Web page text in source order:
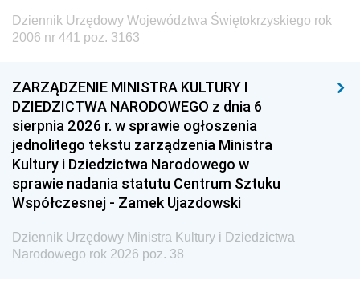
Dziennik Urzędowy Województwa Świętokrzyskiego rok
2006 nr 441 poz. 3163
ZARZĄDZENIE MINISTRA KULTURY I
DZIEDZICTWA NARODOWEGO z dnia 6
sierpnia 2026 r. w sprawie ogłoszenia
jednolitego tekstu zarządzenia Ministra
Kultury i Dziedzictwa Narodowego w
sprawie nadania statutu Centrum Sztuku
Współczesnej - Zamek Ujazdowski
Dziennik Urzędowy Ministra Kultury i Dziedzictwa
Narodowego rok 2026 poz. 38